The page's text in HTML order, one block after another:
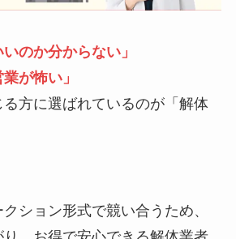
のか分からない」
が怖い」
方に選ばれているのが「解体
ション形式で競い合うため、